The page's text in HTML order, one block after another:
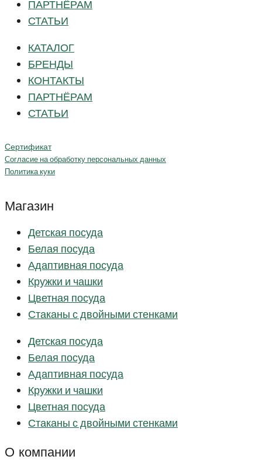
ПАРТНЁРАМ
СТАТЬИ
КАТАЛОГ
БРЕНДЫ
КОНТАКТЫ
ПАРТНЁРАМ
СТАТЬИ
Сертификат
Согласие на обработку персональных данных
Политика куки
Магазин
Детская посуда
Белая посуда
Адаптивная посуда
Кружки и чашки
Цветная посуда
Стаканы с двойными стенками
Детская посуда
Белая посуда
Адаптивная посуда
Кружки и чашки
Цветная посуда
Стаканы с двойными стенками
О компании